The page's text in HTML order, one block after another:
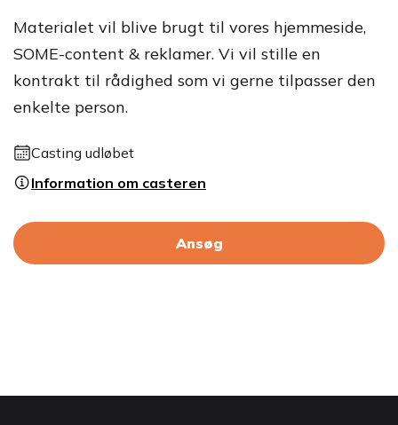
Materialet vil blive brugt til vores hjemmeside,
SOME-content & reklamer. Vi vil stille en
kontrakt til rådighed som vi gerne tilpasser den
enkelte person.
Casting udløbet
Information om casteren
Ansøg